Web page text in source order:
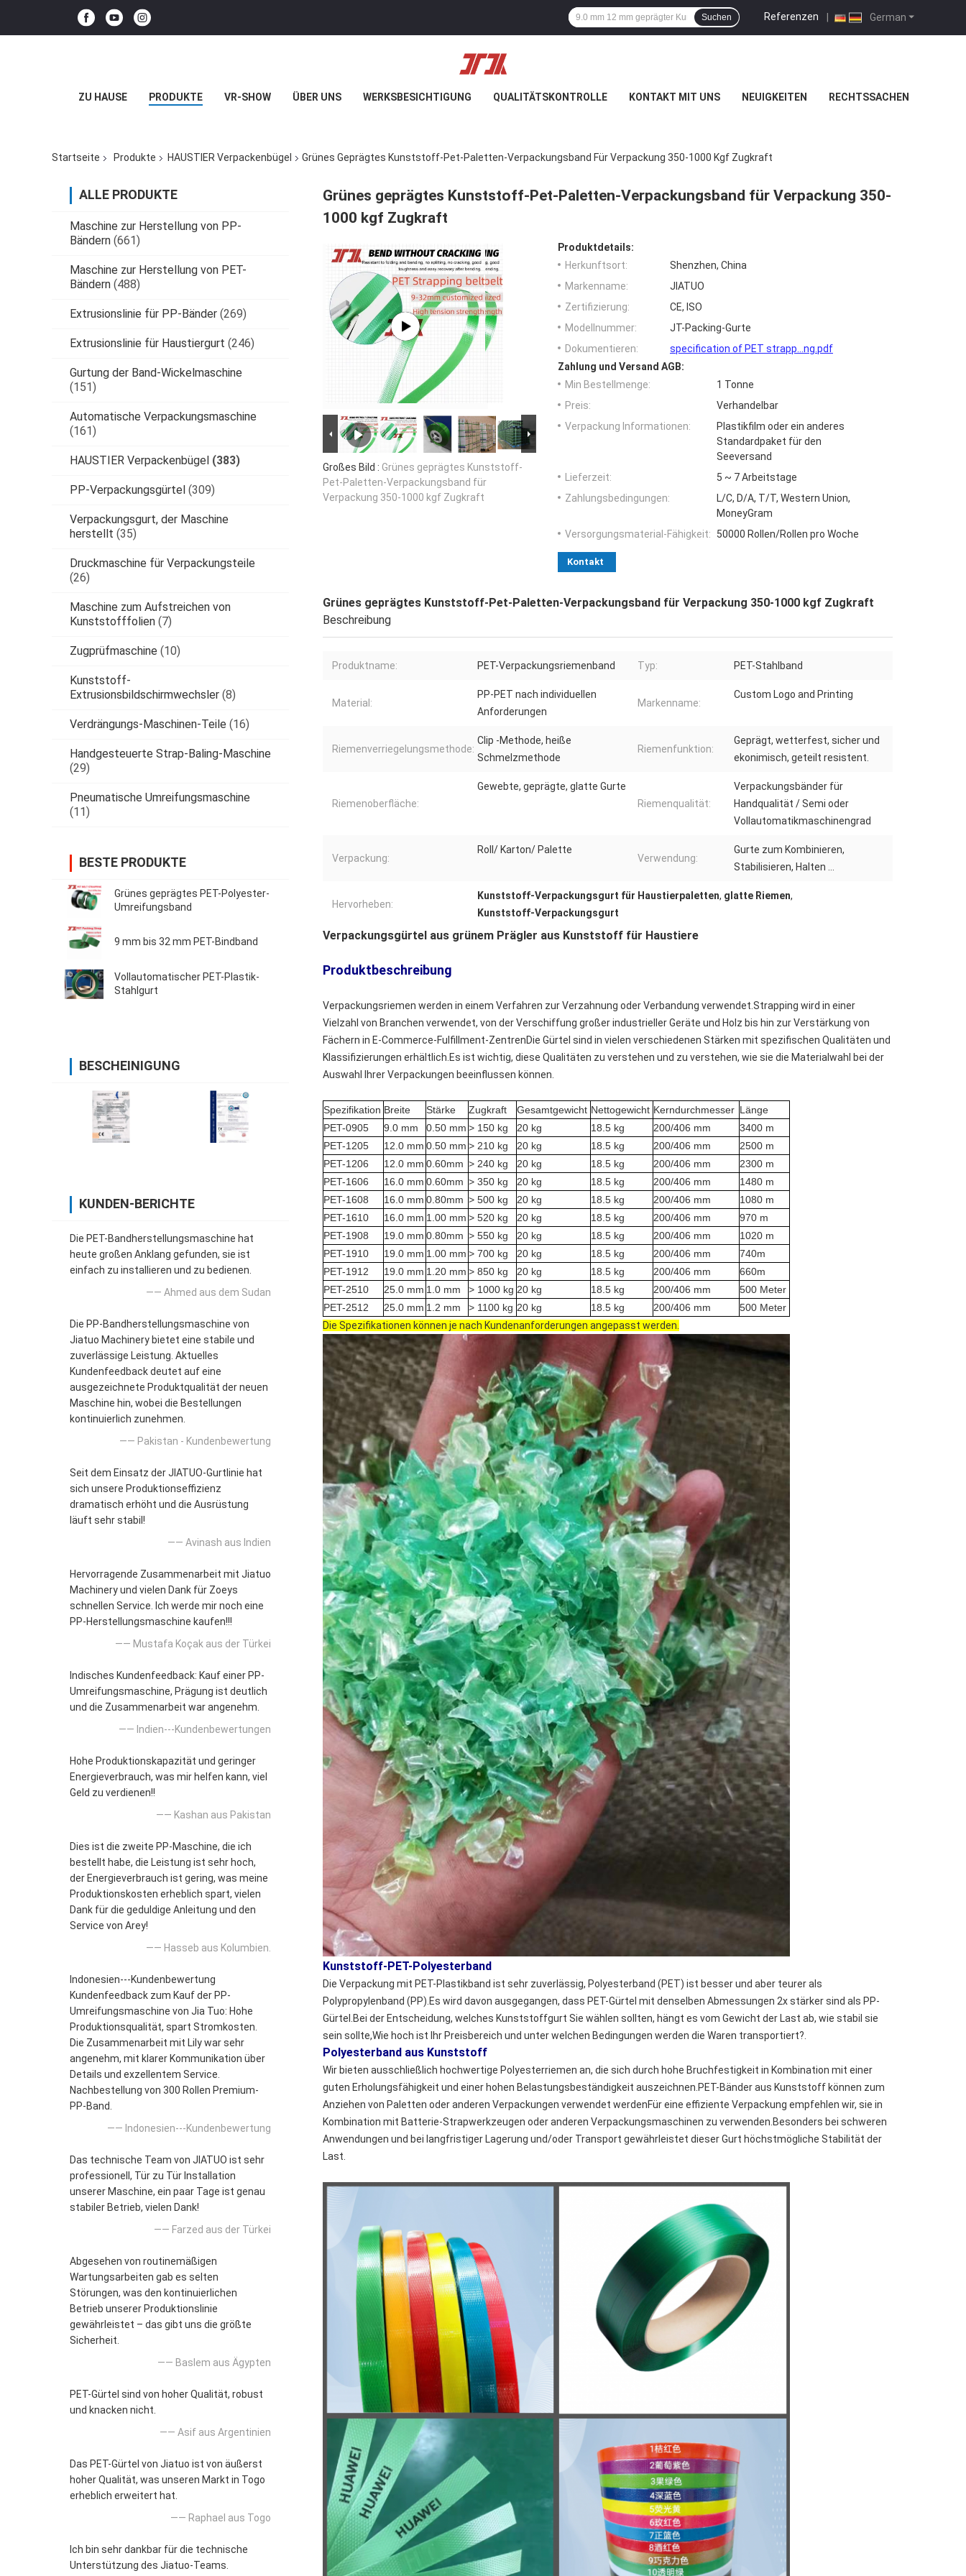
German
Referenzen |
Suchen
ZU HAUSE PRODUKTE VR-SHOW ÜBER UNS WERKSBESICHTIGUNG QUALITÄTSKONTROLLE KONTAKT MIT UNS NEUIGKEITEN RECHTSSACHEN
Startseite Produkte HAUSTIER Verpackenbügel Grünes Geprägtes Kunststoff-Pet-Paletten-Verpackungsband Für Verpackung 350-1000 Kgf Zugkraft
ALLE PRODUKTE
Maschine zur Herstellung von PP-
Bändern (661)
Maschine zur Herstellung von PET-
Bändern (488)
Extrusionslinie für PP-Bänder (269)
Extrusionslinie für Haustiergurt (246)
Gurtung der Band-Wickelmaschine
(151)
Automatische Verpackungsmaschine
(161)
HAUSTIER Verpackenbügel (383)
PP-Verpackungsgürtel (309)
Verpackungsgurt, der Maschine
herstellt (35)
Druckmaschine für Verpackungsteile
(26)
Maschine zum Aufstreichen von
Kunststofffolien (7)
Zugprüfmaschine (10)
Kunststoff-
Extrusionsbildschirmwechsler (8)
Verdrängungs-Maschinen-Teile (16)
Handgesteuerte Strap-Baling-Maschine
(29)
Pneumatische Umreifungsmaschine
(11)
BESTE PRODUKTE
Grünes geprägtes PET-Polyester-
Umreifungsband
9 mm bis 32 mm PET-Bindband
Vollautomatischer PET-Plastik-
Stahlgurt
BESCHEINIGUNG
KUNDEN-BERICHTE
Die PET-Bandherstellungsmaschine hat
heute großen Anklang gefunden, sie ist
einfach zu installieren und zu bedienen.
—— Ahmed aus dem Sudan
Die PP-Bandherstellungsmaschine von
Jiatuo Machinery bietet eine stabile und
zuverlässige Leistung. Aktuelles
Kundenfeedback deutet auf eine
ausgezeichnete Produktqualität der neuen
Maschine hin, wobei die Bestellungen
kontinuierlich zunehmen.
—— Pakistan - Kundenbewertung
Seit dem Einsatz der JIATUO-Gurtlinie hat
sich unsere Produktionseffizienz
dramatisch erhöht und die Ausrüstung
läuft sehr stabil!
—— Avinash aus Indien
Hervorragende Zusammenarbeit mit Jiatuo
Machinery und vielen Dank für Zoeys
schnellen Service. Ich werde mir noch eine
PP-Herstellungsmaschine kaufen!!!
—— Mustafa Koçak aus der Türkei
Indisches Kundenfeedback: Kauf einer PP-
Umreifungsmaschine, Prägung ist deutlich
und die Zusammenarbeit war angenehm.
—— Indien---Kundenbewertungen
Hohe Produktionskapazität und geringer
Energieverbrauch, was mir helfen kann, viel
Geld zu verdienen!!
—— Kashan aus Pakistan
Dies ist die zweite PP-Maschine, die ich
bestellt habe, die Leistung ist sehr hoch,
der Energieverbrauch ist gering, was meine
Produktionskosten erheblich spart, vielen
Dank für die geduldige Anleitung und den
Service von Arey!
—— Hasseb aus Kolumbien.
Indonesien---Kundenbewertung
Kundenfeedback zum Kauf der PP-
Umreifungsmaschine von Jia Tuo: Hohe
Produktionsqualität, spart Stromkosten.
Die Zusammenarbeit mit Lily war sehr
angenehm, mit klarer Kommunikation über
Details und exzellentem Service.
Nachbestellung von 300 Rollen Premium-
PP-Band.
—— Indonesien---Kundenbewertung
Das technische Team von JIATUO ist sehr
professionell, Tür zu Tür Installation
unserer Maschine, ein paar Tage ist genau
stabiler Betrieb, vielen Dank!
—— Farzed aus der Türkei
Abgesehen von routinemäßigen
Wartungsarbeiten gab es selten
Störungen, was den kontinuierlichen
Betrieb unserer Produktionslinie
gewährleistet – das gibt uns die größte
Sicherheit.
—— Baslem aus Ägypten
PET-Gürtel sind von hoher Qualität, robust
und knacken nicht.
—— Asif aus Argentinien
Das PET-Gürtel von Jiatuo ist von äußerst
hoher Qualität, was unseren Markt in Togo
erheblich erweitert hat.
—— Raphael aus Togo
Ich bin sehr dankbar für die technische
Unterstützung des Jiatuo-Teams.
Grünes geprägtes Kunststoff-Pet-Paletten-Verpackungsband für Verpackung 350-
1000 kgf Zugkraft
Großes Bild : Grünes geprägtes Kunststoff-
Pet-Paletten-Verpackungsband für
Verpackung 350-1000 kgf Zugkraft
Produktdetails:
Herkunftsort:
Shenzhen, China
Markenname:
JIATUO
Zertifizierung:
CE, ISO
Modellnummer:
JT-Packing-Gurte
Dokumentieren:
specification of PET strapp...ng.pdf
Zahlung und Versand AGB:
Min Bestellmenge:
1 Tonne
Preis:
Verhandelbar
Verpackung Informationen:
Plastikfilm oder ein anderes
Standardpaket für den
Seeversand
Lieferzeit:
5 ~ 7 Arbeitstage
Zahlungsbedingungen:
L/C, D/A, T/T, Western Union,
MoneyGram
Versorgungsmaterial-Fähigkeit:
50000 Rollen/Rollen pro Woche
Kontakt
Grünes geprägtes Kunststoff-Pet-Paletten-Verpackungsband für Verpackung 350-1000 kgf Zugkraft
Beschreibung
Produktname: PET-Verpackungsriemenband Typ: PET-Stahlband
Material:
PP-PET nach individuellen
Anforderungen
Markenname:
Custom Logo and Printing
Riemenverriegelungsmethode:
Clip -Methode, heiße
Schmelzmethode
Riemenfunktion:
Geprägt, wetterfest, sicher und
ekonimisch, geteilt resistent.
Riemenoberfläche:
Gewebte, geprägte, glatte Gurte
Riemenqualität:
Verpackungsbänder für
Handqualität / Semi oder
Vollautomatikmaschinengrad
Verpackung:
Roll/ Karton/ Palette
Verwendung:
Gurte zum Kombinieren,
Stabilisieren, Halten ...
Hervorheben:
Kunststoff-Verpackungsgurt für Haustierpaletten, glatte Riemen,
Kunststoff-Verpackungsgurt
Verpackungsgürtel aus grünem Prägler aus Kunststoff für Haustiere
Produktbeschreibung
Verpackungsriemen werden in einem Verfahren zur Verzahnung oder Verbandung verwendet.Strapping wird in einer
Vielzahl von Branchen verwendet, von der Verschiffung großer industrieller Geräte und Holz bis hin zur Verstärkung von
Fächern in E-Commerce-Fulfillment-ZentrenDie Gürtel sind in vielen verschiedenen Stärken mit spezifischen Qualitäten und
Klassifizierungen erhältlich.Es ist wichtig, diese Qualitäten zu verstehen und zu verstehen, wie sie die Materialwahl bei der
Auswahl Ihrer Verpackungen beeinflussen können.
Spezifikation Breite Stärke Zugkraft Gesamtgewicht Nettogewicht Kerndurchmesser Länge
PET-0905
9.0 mm 0.50 mm > 150 kg 20 kg 18.5 kg 200/406 mm
3400 m
PET-1205
12.0 mm 0.50 mm > 210 kg 20 kg 18.5 kg 200/406 mm
2500 m
PET-1206
12.0 mm 0.60mm > 240 kg 20 kg 18.5 kg 200/406 mm
2300 m
PET-1606
16.0 mm 0.60mm > 350 kg 20 kg 18.5 kg 200/406 mm
1480 m
PET-1608
16.0 mm 0.80mm > 500 kg 20 kg 18.5 kg 200/406 mm
1080 m
PET-1610
16.0 mm 1.00 mm > 520 kg 20 kg 18.5 kg 200/406 mm
970 m
PET-1908
19.0 mm 0.80mm > 550 kg 20 kg 18.5 kg 200/406 mm
1020 m
PET-1910
19.0 mm 1.00 mm > 700 kg 20 kg 18.5 kg 200/406 mm
740m
PET-1912
19.0 mm 1.20 mm > 850 kg 20 kg 18.5 kg 200/406 mm
660m
PET-2510
25.0 mm 1.0 mm > 1000 kg 20 kg 18.5 kg 200/406 mm
500 Meter
PET-2512
25.0 mm 1.2 mm > 1100 kg 20 kg 18.5 kg 200/406 mm
500 Meter
Die Spezifikationen können je nach Kundenanforderungen angepasst werden.
Kunststoff-PET-Polyesterband
Die Verpackung mit PET-Plastikband ist sehr zuverlässig, Polyesterband (PET) ist besser und aber teurer als
Polypropylenband (PP).Es wird davon ausgegangen, dass PET-Gürtel mit denselben Abmessungen 2x stärker sind als PP-
Gürtel.Bei der Entscheidung, welches Kunststoffgurt Sie wählen sollten, hängt es vom Gewicht der Last ab, wie stabil sie
sein sollte,Wie hoch ist Ihr Preisbereich und unter welchen Bedingungen werden die Waren transportiert?.
Polyesterband aus Kunststoff
Wir bieten ausschließlich hochwertige Polyesterriemen an, die sich durch hohe Bruchfestigkeit in Kombination mit einer
guten Erholungsfähigkeit und einer hohen Belastungsbeständigkeit auszeichnen.PET-Bänder aus Kunststoff können zum
Anziehen von Paletten oder anderen Verpackungen verwendet werdenFür eine effiziente Verpackung empfehlen wir, sie in
Kombination mit Batterie-Strapwerkzeugen oder anderen Verpackungsmaschinen zu verwenden.Besonders bei schweren
Anwendungen und bei langfristiger Lagerung und/oder Transport gewährleistet dieser Gurt höchstmögliche Stabilität der
Last.